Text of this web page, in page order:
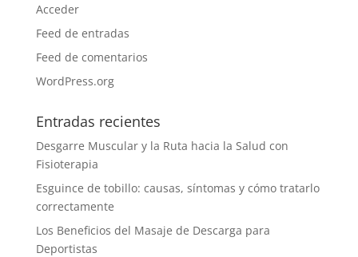
Acceder
Feed de entradas
Feed de comentarios
WordPress.org
Entradas recientes
Desgarre Muscular y la Ruta hacia la Salud con
Fisioterapia
Esguince de tobillo: causas, síntomas y cómo tratarlo
correctamente
Los Beneficios del Masaje de Descarga para
Deportistas